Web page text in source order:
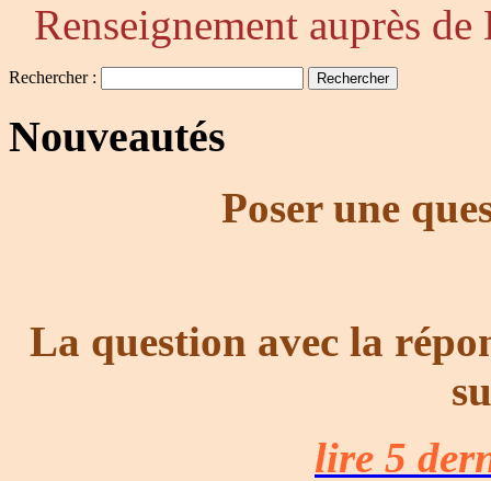
Renseignement auprès
Rechercher :
Nouveautés
Poser une
La question avec la
lire 5